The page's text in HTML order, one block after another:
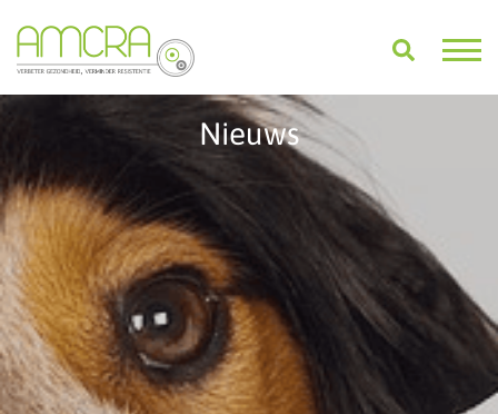
Nieuws